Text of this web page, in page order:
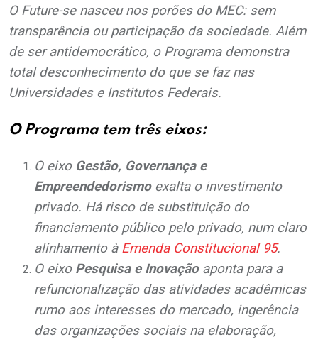
O Future-se nasceu nos porões do MEC: sem
transparência ou participação da sociedade. Além
de ser antidemocrático, o Programa demonstra
total desconhecimento do que se faz nas
Universidades e Institutos Federais.
O Programa tem três eixos:
O eixo Gestão, Governança e
Empreendedorismoexalta o investimento
privado. Há risco de substituição do
financiamento público pelo privado, num claro
alinhamento à Emenda Constitucional 95.
O eixo Pesquisa e Inovaçãoaponta para a
refuncionalização das atividades acadêmicas
rumo aos interesses do mercado, ingerência
das organizações sociais na elaboração,